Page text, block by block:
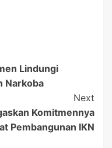
Lindungi
Narkoba
Next
Komitmennya
Pembangunan IKN